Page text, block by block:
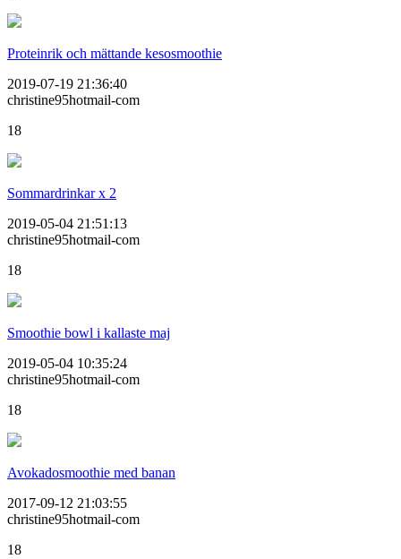
Proteinrik och mättande kesosmoothie
2019-07-19 21:36:40
christine95hotmail-com
18
Sommardrinkar x 2
2019-05-04 21:51:13
christine95hotmail-com
18
Smoothie bowl i kallaste maj
2019-05-04 10:35:24
christine95hotmail-com
18
Avokadosmoothie med banan
2017-09-12 21:03:55
christine95hotmail-com
18